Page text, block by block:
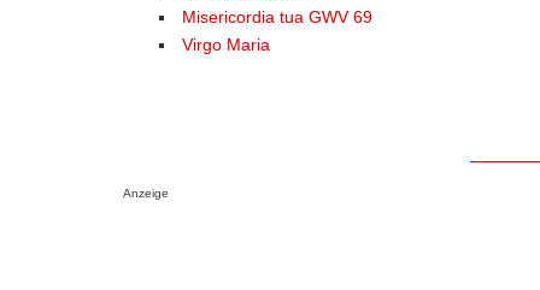
Misericordia tua GWV 69
Virgo Maria
Anzeige